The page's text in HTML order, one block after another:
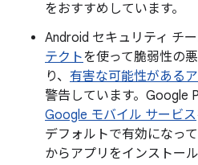
をおすすめしています。
Android セキュリティ チー
テクトを使って脆弱性の
り、 有害な可能性がある
警告しています。Google
Google モバイル サービス
デフォルトで有効になっ
からアプリをインストー